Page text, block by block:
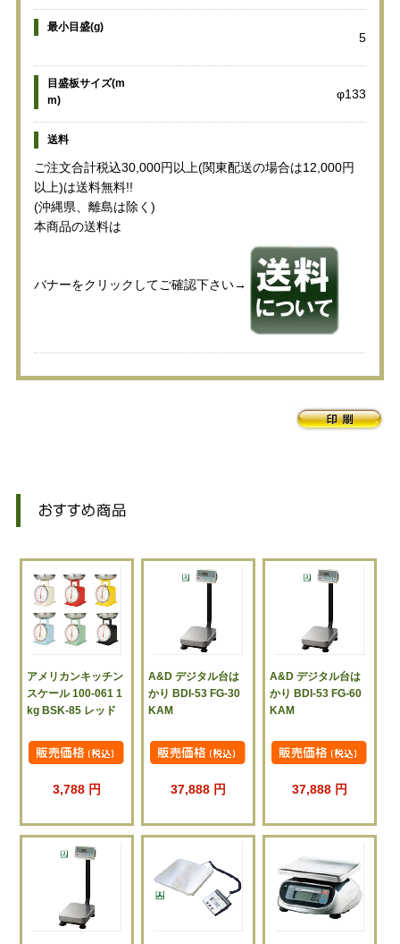
最小目盛(g)
5
目盛板サイズ(m
m)
φ133
送料
ご注文合計税込30,000円以上(関東配送の場合は12,000円
以上)は送料無料!!
(沖縄県、離島は除く)
本商品の送料は
バナーをクリックしてご確認下さい→
アメリカンキッチン
スケール 100-061 1
kg BSK-85 レッド
3,788 円
A&D デジタル台は
かり BDI-53 FG-30
KAM
37,888 円
A&D デジタル台は
かり BDI-53 FG-60
KAM
37,888 円